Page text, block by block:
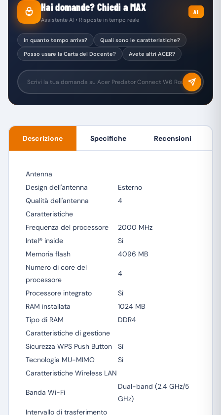
Hai domande? Chiedi a MAX
Assistente AI • Risposte in tempo reale
AI
In quanto tempo arriva?
Quali sono le caratteristiche?
Posso usare la Carta del Docente?
Avete altri ACER?
Descrizione Specifiche Recensioni
Antenna
Design dell'antenna
Esterno
Qualità dell'antenna
4
Caratteristiche
Frequenza del processore
2000 MHz
Intel® inside
Sì
Memoria flash
4096 MB
Numero di core del
processore
4
Processore integrato
Sì
RAM installata
1024 MB
Tipo di RAM
DDR4
Caratteristiche di gestione
Sicurezza WPS Push Button
Sì
Tecnologia MU-MIMO
Sì
Caratteristiche Wireless LAN
Banda Wi-Fi
Dual-band (2.4 GHz/5
GHz)
Intervallo di trasferimento